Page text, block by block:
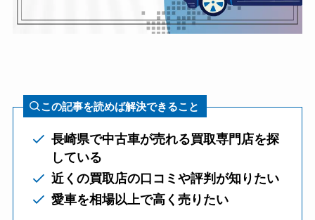
この記事を読めば解決できること
長崎県で中古車が売れる買取専門店を探
している
近くの買取店の口コミや評判が知りたい
愛車を相場以上で高く売りたい